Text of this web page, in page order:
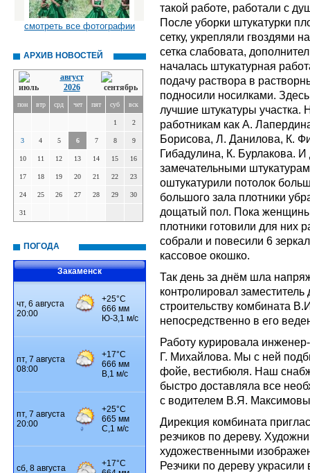
смотреть все фотографии
АРХИВ НОВОСТЕЙ
август
2026
пон втр срд чет пят суб вск
1 2
3 4 5 6 7 8 9
10 11 12 13 14 15 16
17 18 19 20 21 22 23
24 25 26 27 28 29 30
31
ПОГОДА
Закаменск
такой работе, работали с
После уборки штукатурки
сетку, укрепляли гвоздями
сетка слабовата,
началась штукатурная
подачу раствора в
подносили носилками.
лучшие штукатуры участка.
работникам как А.
Борисова, Л. Данилова, К.
Гибадулина, К. Бурлакова.
замечательными
оштукатурили потолок
большого зала плотники
дощатый пол. Пока женщины
плотники готовили для них
собрали и повесили 6
кассовое окошко.
Так день за днём шла
контролировал
строительству комбината
непосредственно в его
Работу курировала инженер-
Г. Михайлова. Мы с ней
фойе, вестибюля. Наш
быстро доставляла все
с водителем В.Я.
Дирекция комбината
резчиков по дереву.
художественными
Резчики по дереву